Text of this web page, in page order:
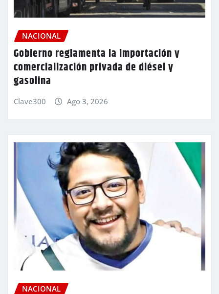
NACIONAL
Gobierno reglamenta la importación y
comercialización privada de diésel y
gasolina
Clave300 Ago 3, 2026
NACIONAL